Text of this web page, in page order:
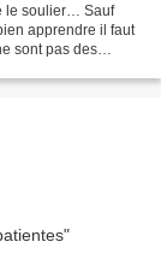
le soulier… Sauf
apprendre il faut
sont pas des